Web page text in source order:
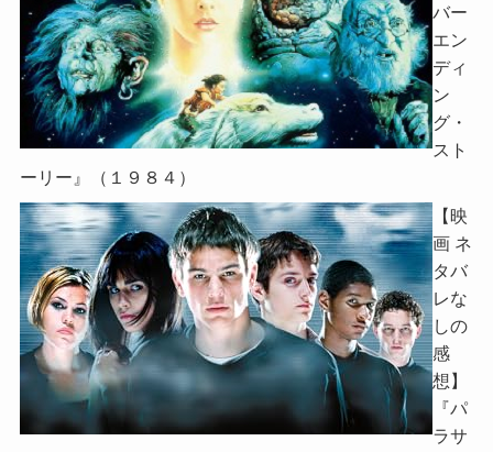
バー
エン
ディ
ン
グ・
スト
ーリー』（１９８４）
【映
画 ネ
タバ
レな
しの
感
想】
『パ
ラサ